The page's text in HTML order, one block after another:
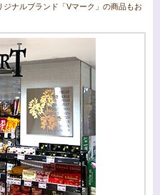
ナルブランド「Vマーク」の商品もお